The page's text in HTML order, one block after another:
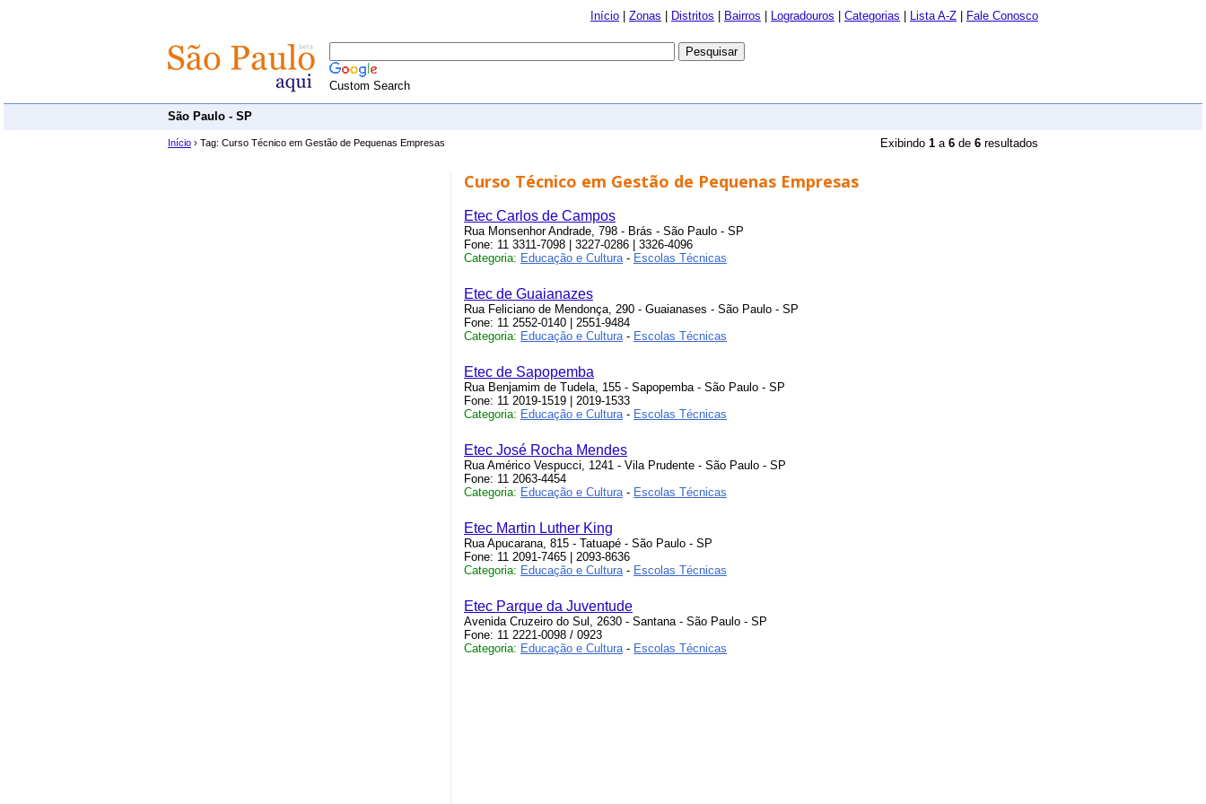
Início Zonas Distritos Bairros Logradouros Categorias Lista A-Z Fale Conosco
Custom Search
São Paulo - SP
Início › Tag: Curso Técnico em Gestão de Pequenas Empresas Exibindo 1 a 6 de 6 resultados
Curso Técnico em Gestão de Pequenas Empresas
Etec Carlos de Campos
Rua Monsenhor Andrade, 798 - Brás - São Paulo - SP
Fone: 11 3311-7098 | 3227-0286 | 3326-4096
Categoria: Educação e Cultura- Escolas Técnicas
Etec de Guaianazes
Rua Feliciano de Mendonça, 290 - Guaianases - São Paulo - SP
Fone: 11 2552-0140 | 2551-9484
Categoria: Educação e Cultura- Escolas Técnicas
Etec de Sapopemba
Rua Benjamim de Tudela, 155 - Sapopemba - São Paulo - SP
Fone: 11 2019-1519 | 2019-1533
Categoria: Educação e Cultura- Escolas Técnicas
Etec José Rocha Mendes
Rua Américo Vespucci, 1241 - Vila Prudente - São Paulo - SP
Fone: 11 2063-4454
Categoria: Educação e Cultura- Escolas Técnicas
Etec Martin Luther King
Rua Apucarana, 815 - Tatuapé - São Paulo - SP
Fone: 11 2091-7465 | 2093-8636
Categoria: Educação e Cultura- Escolas Técnicas
Etec Parque da Juventude
Avenida Cruzeiro do Sul, 2630 - Santana - São Paulo - SP
Fone: 11 2221-0098 / 0923
Categoria: Educação e Cultura- Escolas Técnicas